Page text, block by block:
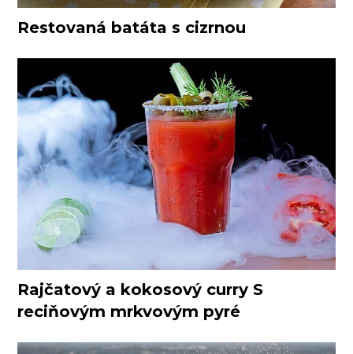
Restovaná batáta s cizrnou
Rajčatový a kokosový curry S
reciňovým mrkvovým pyré